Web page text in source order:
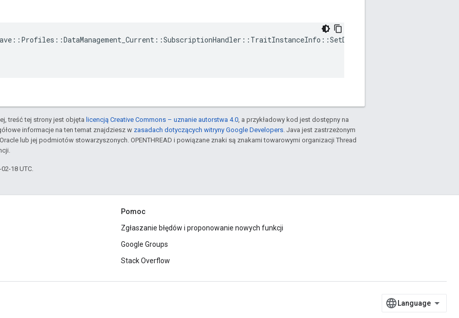
treść tej strony jest objęta licencją Creative Commons – uznanie autorstwa 4.0, a przykładowy kod jest dostępny na
informacje na ten temat znajdziesz w zasadach dotyczących witryny Google Developers. Java jest zastrzeżonym
lub jej podmiotów stowarzyszonych. OPENTHREAD i powiązane znaki są znakami towarowymi organizacji Thread
18 UTC.
Pomoc
Zgłaszanie błędów i proponowanie nowych funkcji
Google Groups
Stack Overflow